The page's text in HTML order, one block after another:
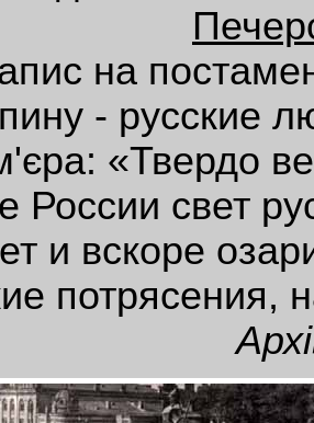
на
- русские
«Твердо
России свет
и вскоре
потрясения,